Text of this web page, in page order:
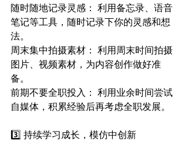
随时随地记录灵感： 利用备忘录、语音
笔记等工具，随时记录下你的灵感和想
法。
周末集中拍摄素材： 利用周末时间拍摄
图片、视频素材，为内容创作做好准
备。
前期不要全职投入： 利用业余时间尝试
自媒体，积累经验后再考虑全职发展。
3️⃣ 持续学习成长，模仿中创新